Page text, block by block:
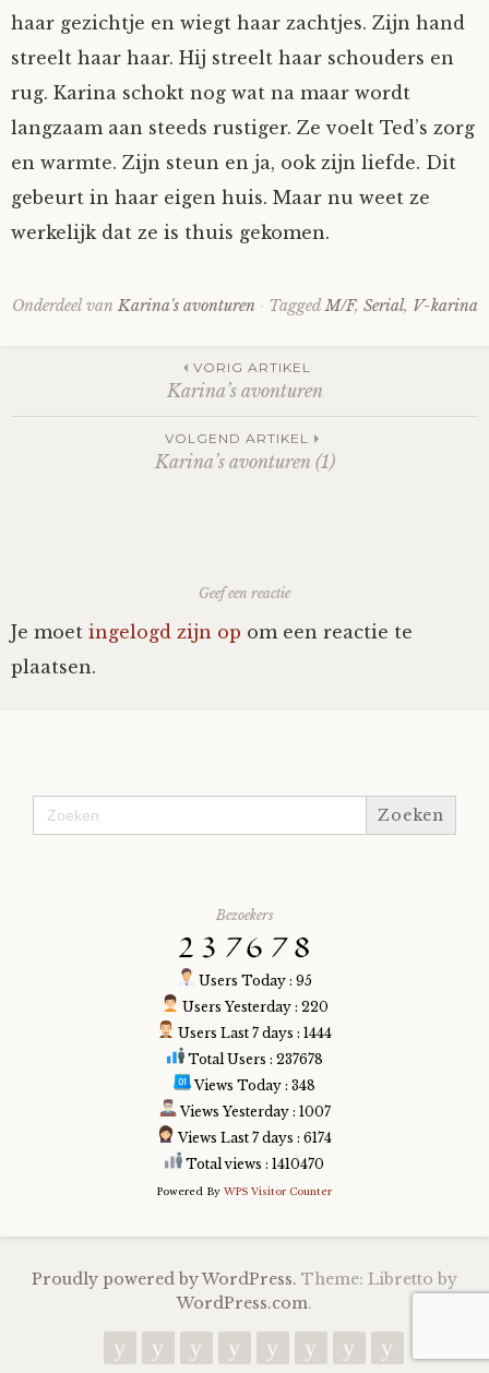
haar gezichtje en wiegt haar zachtjes. Zijn hand
streelt haar haar. Hij streelt haar schouders en
rug. Karina schokt nog wat na maar wordt
langzaam aan steeds rustiger. Ze voelt Ted’s zorg
en warmte. Zijn steun en ja, ook zijn liefde. Dit
gebeurt in haar eigen huis. Maar nu weet ze
werkelijk dat ze is thuis gekomen.
Onderdeel van Karina's avonturen Tagged M/F, Serial, V-karina
navigation
VORIG ARTIKEL
Karina’s avonturen
VOLGEND ARTIKEL
Karina’s avonturen (1)
Geef een reactie
Je moet ingelogd zijn op om een reactie te
plaatsen.
Zoek
naar:
Bezoekers
Users Today : 95
Users Yesterday : 220
Users Last 7 days : 1444
Total Users : 237678
Views Today : 348
Views Yesterday : 1007
Views Last 7 days : 6174
Total views : 1410470
Powered By WPS Visitor Counter
Proudly powered by WordPress. Theme: Libretto by
WordPress.com.